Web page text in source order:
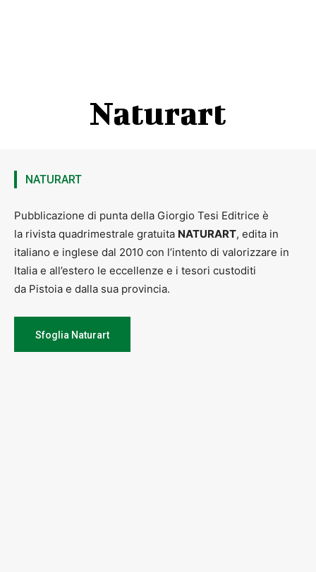
Naturart
NATURART
Pubblicazione di punta della Giorgio Tesi Editrice è
la rivista quadrimestrale gratuita NATURART, edita in
italiano e inglese dal 2010 con l’intento di valorizzare in
Italia e all’estero le eccellenze e i tesori custoditi
da Pistoia e dalla sua provincia.
Sfoglia Naturart